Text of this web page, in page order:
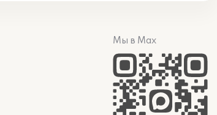
Мы в Max